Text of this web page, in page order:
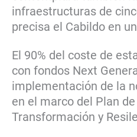
infraestructuras de
precisa el Cabildo en
El 90% del coste de
con fondos Next
implementación de la
en el marco del Plan
Transformación y